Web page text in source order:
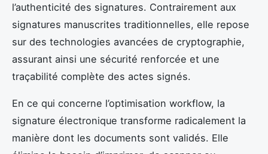
l’authenticité des signatures. Contrairement aux
signatures manuscrites traditionnelles, elle repose
sur des technologies avancées de cryptographie,
assurant ainsi une sécurité renforcée et une
traçabilité complète des actes signés.
En ce qui concerne l’optimisation workflow, la
signature électronique transforme radicalement la
manière dont les documents sont validés. Elle